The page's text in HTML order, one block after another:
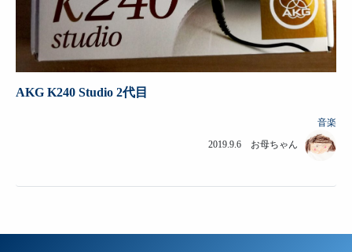
AKG K240 Studio 2代目
音楽
2019.9.6 お母ちゃん